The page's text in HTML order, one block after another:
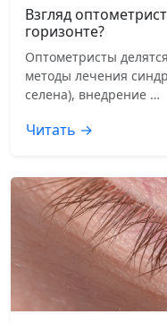
Взгляд
горизонте?
Оптометристы
методы лечения
селена), внедрение …
Читать →